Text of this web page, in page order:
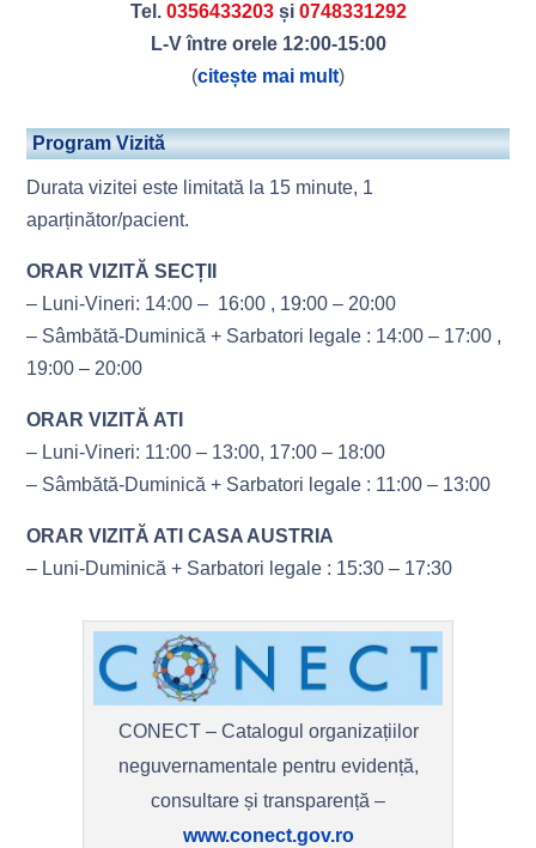
Tel. 0356433203și 0748331292
L-V între orele 12:00-15:00
(citește mai mult)
Program Vizită
Durata vizitei este limitată la 15 minute, 1
aparținător/pacient.
ORAR VIZITĂ SECȚII
– Luni-Vineri: 14:00 – 16:00 , 19:00 – 20:00
– Sâmbătă-Duminică + Sarbatori legale : 14:00 – 17:00 ,
19:00 – 20:00
ORAR VIZITĂ ATI
– Luni-Vineri: 11:00 – 13:00, 17:00 – 18:00
– Sâmbătă-Duminică + Sarbatori legale : 11:00 – 13:00
ORAR VIZITĂ ATI CASA AUSTRIA
– Luni-Duminică + Sarbatori legale : 15:30 – 17:30
CONECT – Catalogul organizațiilor
neguvernamentale pentru evidență,
consultare și transparență –
www.conect.gov.ro